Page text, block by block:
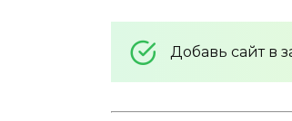
Добавь сайт в